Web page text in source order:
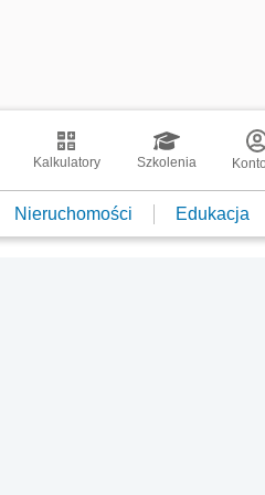
Kalkulatory Szkolenia Konto
Nieruchomości Edukacja